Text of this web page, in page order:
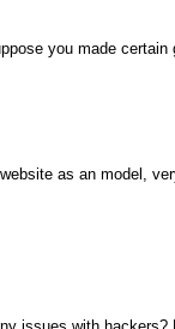
you made certain
as an model,
issues with